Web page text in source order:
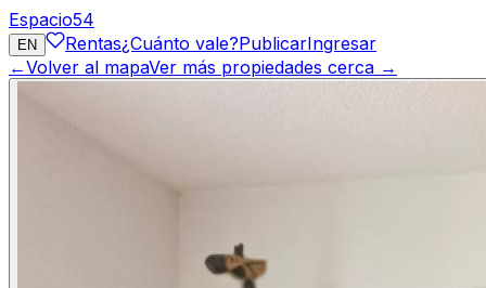
Espacio54
EN Rentas¿Cuánto vale?PublicarIngresar
←Volver al mapaVer más propiedades cerca →